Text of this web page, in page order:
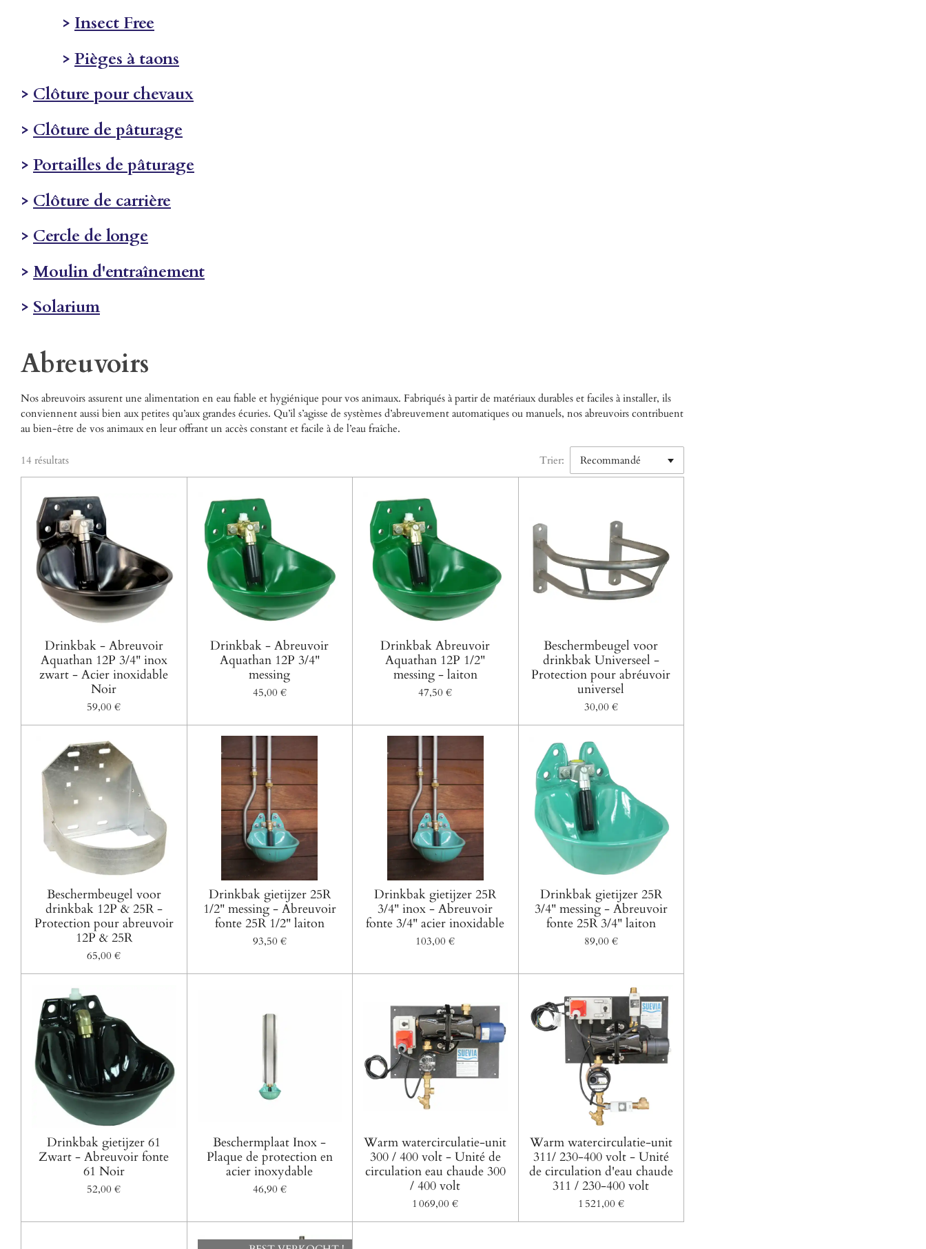
> Insect Free
> Pièges à taons
> Clôture pour chevaux
> Clôture de pâturage
> Portailles de pâturage
> Clôture de carrière
> Cercle de longe
> Moulin d'entraînement
> Solarium
Abreuvoirs
Nos abreuvoirs assurent une alimentation en eau fiable et hygiénique pour vos animaux. Fabriqués à partir de matériaux durables et faciles à installer, ils
conviennent aussi bien aux petites qu’aux grandes écuries. Qu’il s’agisse de systèmes d’abreuvement automatiques ou manuels, nos abreuvoirs contribuent
au bien-être de vos animaux en leur offrant un accès constant et facile à de l’eau fraîche.
14 résultats Trier:
Drinkbak - Abreuvoir
Aquathan 12P 3/4" inox
zwart - Acier inoxidable
Noir
59,00 €
Drinkbak - Abreuvoir
Aquathan 12P 3/4"
messing
45,00 €
Drinkbak Abreuvoir
Aquathan 12P 1/2"
messing - laiton
47,50 €
Beschermbeugel voor
drinkbak Universeel -
Protection pour abréuvoir
universel
30,00 €
Beschermbeugel voor
drinkbak 12P & 25R -
Protection pour abreuvoir
12P & 25R
65,00 €
Drinkbak gietijzer 25R
1/2" messing - Abreuvoir
fonte 25R 1/2" laiton
93,50 €
Drinkbak gietijzer 25R
3/4" inox - Abreuvoir
fonte 3/4" acier inoxidable
103,00 €
Drinkbak gietijzer 25R
3/4" messing - Abreuvoir
fonte 25R 3/4" laiton
89,00 €
Drinkbak gietijzer 61
Zwart - Abreuvoir fonte
61 Noir
52,00 €
Beschermplaat Inox -
Plaque de protection en
acier inoxydable
46,90 €
Warm watercirculatie-unit
300 / 400 volt - Unité de
circulation eau chaude 300
/ 400 volt
1 069,00 €
Warm watercirculatie-unit
311/ 230-400 volt - Unité
de circulation d'eau chaude
311 / 230-400 volt
1 521,00 €